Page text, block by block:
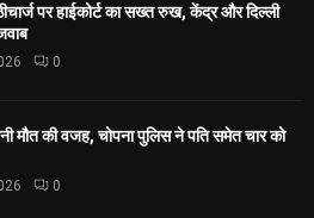
पर हाईकोर्ट का सख्त रुख, केंद्र और दिल्ली
0
मौत की वजह, चोपना पुलिस ने पति समेत चार को
0